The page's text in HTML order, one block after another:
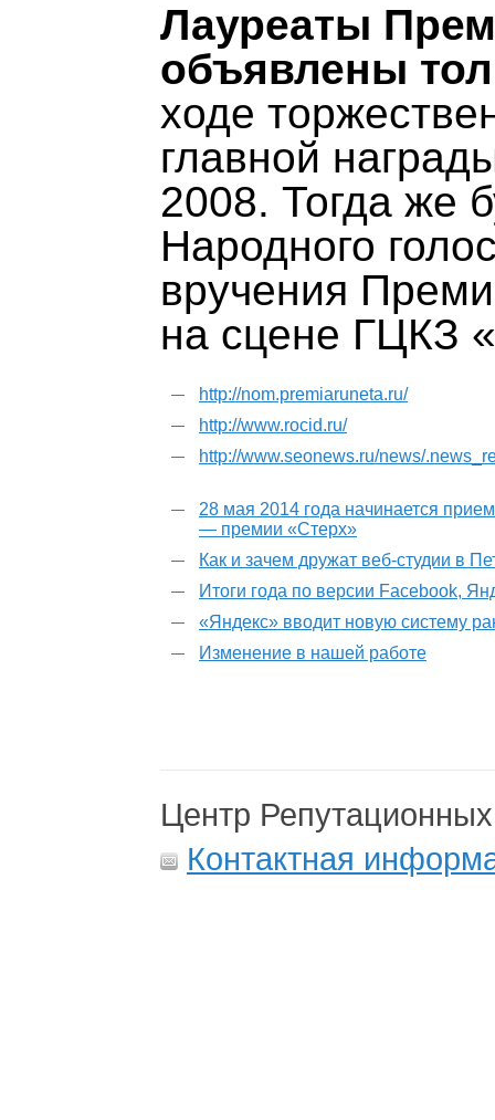
Лауреаты
объявлены
ходе
главной
2008. Тогда же
Народного
вручения
на сцене ГЦКЗ
http://nom.premiaruneta.ru/
http://www.rocid.ru/
http://www.seonews.ru/news/
28 мая 2014 года начинается
— премии «Стерх»
Как и зачем дружат веб-студии в
Итоги года по версии Facebook,
«Яндекс» вводит новую систему
Изменение в нашей работе
Центр
Контактная